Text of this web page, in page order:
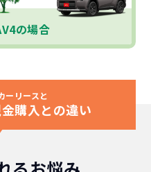
の場合
ーリースと
購入との違い